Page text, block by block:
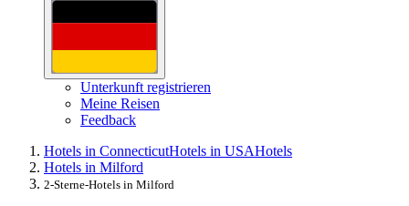
Unterkunft registrieren
Meine Reisen
Feedback
Hotels in ConnecticutHotels in USAHotels
Hotels in Milford
2-Sterne-Hotels in Milford